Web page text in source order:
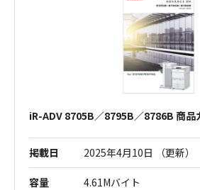
iR-ADV 8705B／8795B／8786B 商品
掲載日 2025年4月10日 （更新）
容量 4.61Mバイト